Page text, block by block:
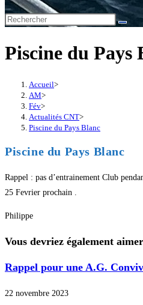
website
search
Piscine du Pays
Accueil>
AM>
Fév>
Actualités CNT>
Piscine du Pays Blanc
Piscine du Pays Blanc
Rappel : pas d’entrainement Club
25 Fevrier prochain .
Philippe
Vous devriez également aimer
Rappel pour une A.G.
22 novembre 2023